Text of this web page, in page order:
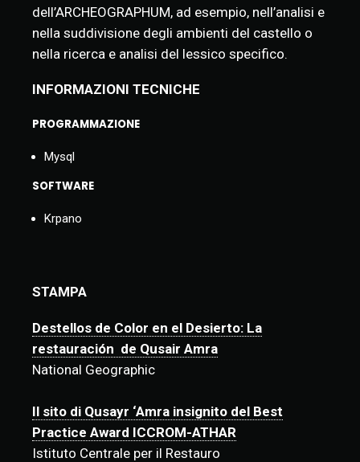
dell’ARCHEOGRAPHUM, ad esempio, nell’analisi e
nella suddivisione degli ambienti del castello o
nella ricerca e analisi del lessico specifico.
INFORMAZIONI TECNICHE
PROGRAMMAZIONE
Mysql
SOFTWARE
Krpano
STAMPA
Destellos de Color en el Desierto: La
restauración de Qusair Amra
National Geographic
Il sito di Qusayr ‘Amra insignito del Best
Practice Award ICCROM-ATHAR
Istituto Centrale per il Restauro